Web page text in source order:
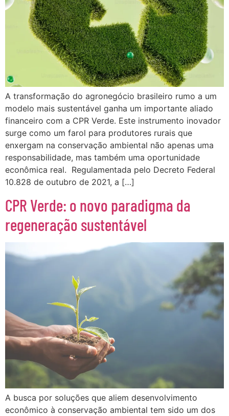
A transformação do agronegócio brasileiro rumo a um
modelo mais sustentável ganha um importante aliado
financeiro com a CPR Verde. Este instrumento inovador
surge como um farol para produtores rurais que
enxergam na conservação ambiental não apenas uma
responsabilidade, mas também uma oportunidade
econômica real. Regulamentada pelo Decreto Federal
10.828 de outubro de 2021, a […]
CPR Verde: o novo paradigma da
regeneração sustentável
A busca por soluções que aliem desenvolvimento
econômico à conservação ambiental tem sido um dos